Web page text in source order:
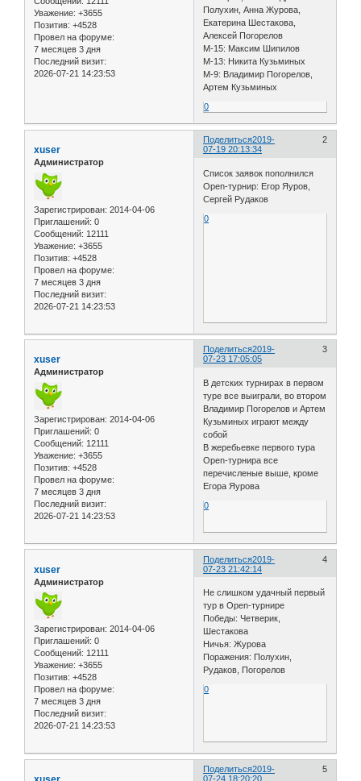
Уважение: +3655
Позитив: +4528
Провел на форуме:
7 месяцев 3 дня
Последний визит:
2026-07-21 14:23:53
Полухин, Анна Журова,
Екатерина Шестакова,
Алексей Погорелов
М-15: Максим Шипилов
М-13: Никита Кузьминых
М-9: Владимир Погорелов,
Артем Кузьминых
0
Поделиться 2
2019-
07-19 20:13:34
xuser
Администратор
Зарегистрирован: 2014-04-06
Приглашений: 0
Сообщений: 12111
Уважение: +3655
Позитив: +4528
Провел на форуме:
7 месяцев 3 дня
Последний визит:
2026-07-21 14:23:53
Список заявок пополнился
Open-турнир: Егор Яуров,
Сергей Рудаков
0
Поделиться 3
2019-
07-23 17:05:05
xuser
Администратор
Зарегистрирован: 2014-04-06
Приглашений: 0
Сообщений: 12111
Уважение: +3655
Позитив: +4528
Провел на форуме:
7 месяцев 3 дня
Последний визит:
2026-07-21 14:23:53
В детских турнирах в первом
туре все выиграли, во втором
Владимир Погорелов и Артем
Кузьминых играют между
собой
В жеребьевке первого тура
Open-турнира все
перечисленые выше, кроме
Егора Яурова
0
Поделиться 4
2019-
07-23 21:42:14
xuser
Администратор
Зарегистрирован: 2014-04-06
Приглашений: 0
Сообщений: 12111
Уважение: +3655
Позитив: +4528
Провел на форуме:
7 месяцев 3 дня
Последний визит:
2026-07-21 14:23:53
Не слишком удачный первый
тур в Open-турнире
Победы: Четверик,
Шестакова
Ничья: Журова
Поражения: Полухин,
Рудаков, Погорелов
0
Поделиться 5
2019-
07-24 18:20:20